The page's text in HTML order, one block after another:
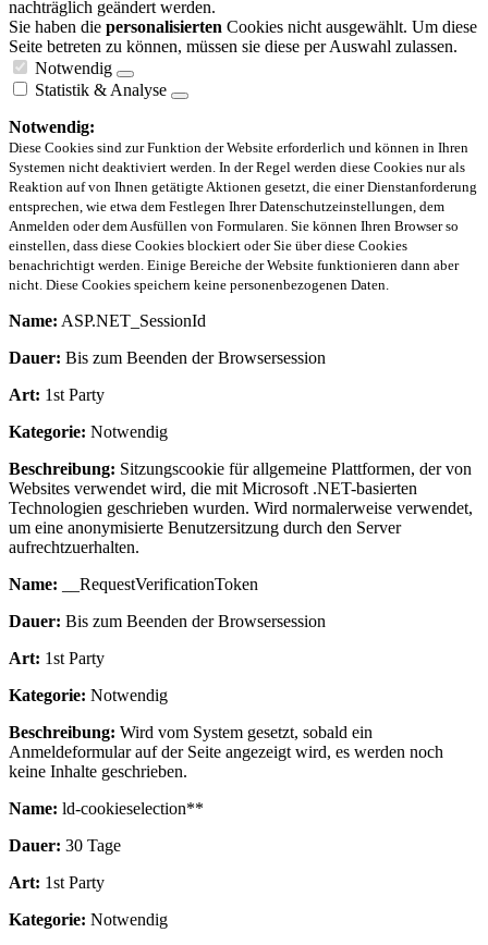
nachträglich geändert werden.
Sie haben die personalisierten Cookies nicht ausgewählt. Um diese
Seite betreten zu können, müssen sie diese per Auswahl zulassen.
Notwendig
Statistik & Analyse
Notwendig:
Diese Cookies sind zur Funktion der Website erforderlich und können in Ihren
Systemen nicht deaktiviert werden. In der Regel werden diese Cookies nur als
Reaktion auf von Ihnen getätigte Aktionen gesetzt, die einer Dienstanforderung
entsprechen, wie etwa dem Festlegen Ihrer Datenschutzeinstellungen, dem
Anmelden oder dem Ausfüllen von Formularen. Sie können Ihren Browser so
einstellen, dass diese Cookies blockiert oder Sie über diese Cookies
benachrichtigt werden. Einige Bereiche der Website funktionieren dann aber
nicht. Diese Cookies speichern keine personenbezogenen Daten.
Name: ASP.NET_SessionId
Dauer: Bis zum Beenden der Browsersession
Art: 1st Party
Kategorie: Notwendig
Beschreibung: Sitzungscookie für allgemeine Plattformen, der von
Websites verwendet wird, die mit Microsoft .NET-basierten
Technologien geschrieben wurden. Wird normalerweise verwendet,
um eine anonymisierte Benutzersitzung durch den Server
aufrechtzuerhalten.
Name: __RequestVerificationToken
Dauer: Bis zum Beenden der Browsersession
Art: 1st Party
Kategorie: Notwendig
Beschreibung: Wird vom System gesetzt, sobald ein
Anmeldeformular auf der Seite angezeigt wird, es werden noch
keine Inhalte geschrieben.
Name: ld-cookieselection**
Dauer: 30 Tage
Art: 1st Party
Kategorie: Notwendig